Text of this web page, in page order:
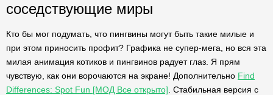
соседствующие миры
Кто бы мог подумать, что пингвины могут быть такие милые и
при этом приносить профит? Графика не супер-мега, но вся эта
милая анимация котиков и пингвинов радует глаз. Я прям
чувствую, как они ворочаются на экране! Дополнительно Find
Differences: Spot Fun [МОД Все открыто] . Стабильная версия с